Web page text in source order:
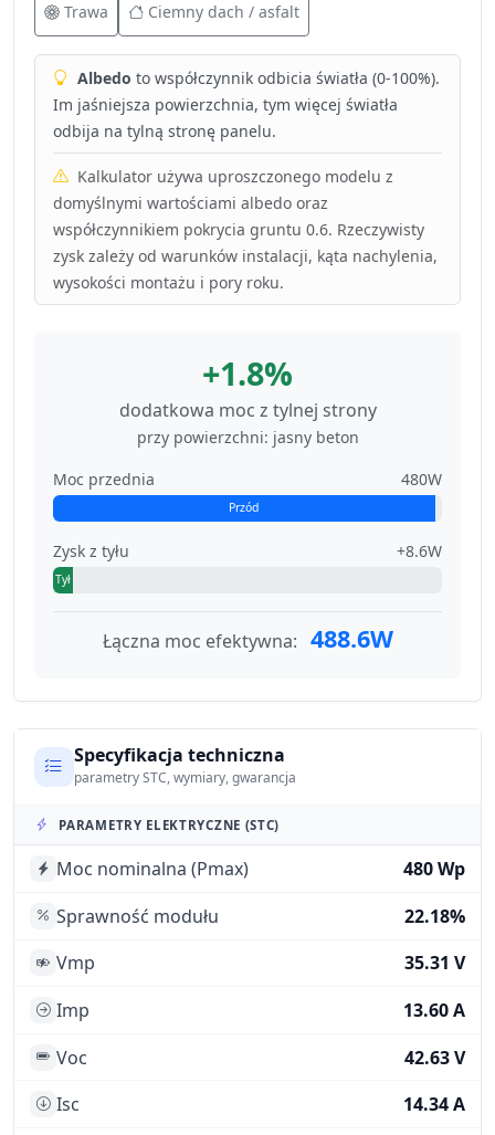
Trawa Ciemny dach / asfalt
Albedo to współczynnik odbicia światła (0-100%).
Im jaśniejsza powierzchnia, tym więcej światła
odbija na tylną stronę panelu.
Kalkulator używa uproszczonego modelu z
domyślnymi wartościami albedo oraz
współczynnikiem pokrycia gruntu 0.6. Rzeczywisty
zysk zależy od warunków instalacji, kąta nachylenia,
wysokości montażu i pory roku.
+1.8%
dodatkowa moc z tylnej strony
przy powierzchni: jasny beton
Moc przednia
480W
Przód
Zysk z tyłu +8.6W
Tył
Łączna moc efektywna: 488.6W
Specyfikacja techniczna
parametry STC, wymiary, gwarancja
PARAMETRY ELEKTRYCZNE (STC)
Moc nominalna (Pmax)
480 Wp
Sprawność modułu
22.18%
Vmp
35.31 V
Imp
13.60 A
Voc
42.63 V
Isc
14.34 A